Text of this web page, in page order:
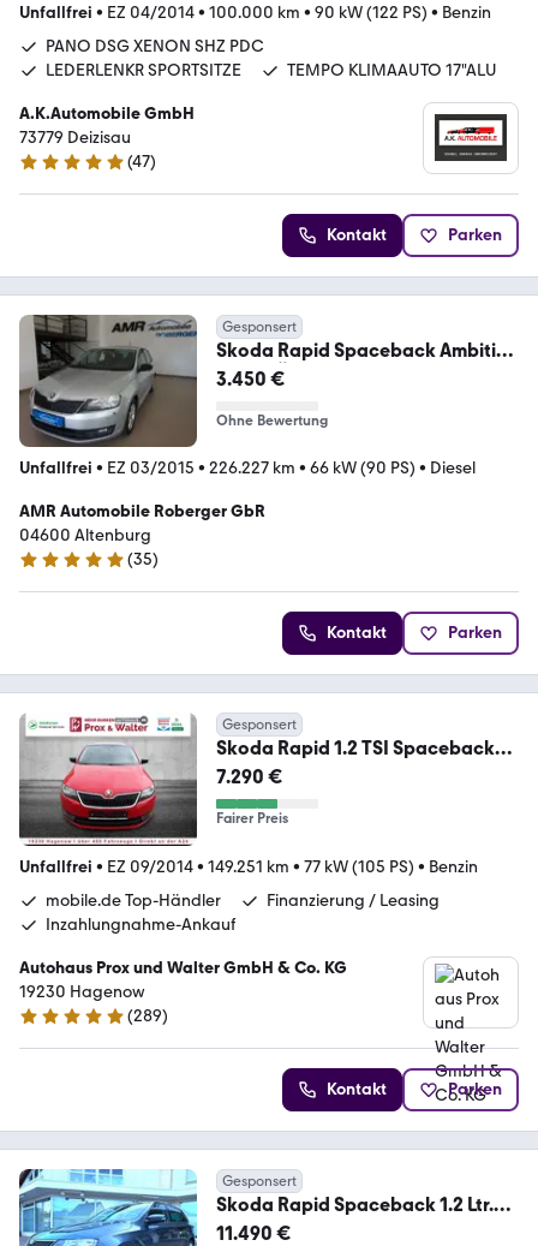
Unfallfrei • EZ 04/2014• 100.000 km • 90 kW (122 PS) • Benzin
PANO DSG XENON SHZ PDC
LEDERLENKR SPORTSITZE
TEMPO KLIMAAUTO 17"ALU
A.K.Automobile GmbH
73779 Deizisau
4.9 Sterne
(47)
Kontakt Parken
Gesponsert
Skoda Rapid Spaceback Ambition
NAV* TÜV 4/27*PDC*Klima
3.450 €
Ohne Bewertung
Unfallfrei • EZ 03/2015 • 226.227 km • 66 kW (90 PS) • Diesel
AMR Automobile Roberger GbR
04600 Altenburg
4.8 Sterne
(35)
Kontakt Parken
Gesponsert
Skoda Rapid 1.2 TSI Spaceback
Style Plus XENON+PANO
7.290 €
Fairer Preis
Unfallfrei • EZ 09/2014• 149.251 km • 77 kW (105 PS) • Benzin
mobile.de Top-Händler
Finanzierung / Leasing
Inzahlungnahme-Ankauf
Autohaus Prox und Walter GmbH & Co. KG
19230 Hagenow
4.9 Sterne
(289)
Kontakt Parken
Gesponsert
Skoda Rapid Spaceback 1.2 Ltr.
Navi Klima Pdc Tüv NEU
11.490 €